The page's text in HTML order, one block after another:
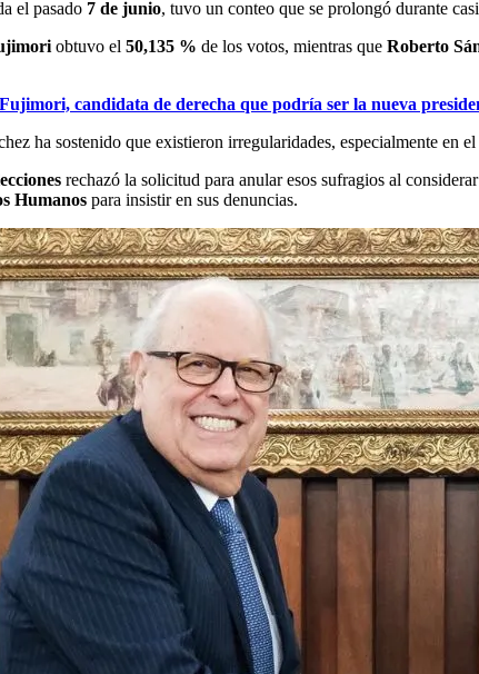
el pasado 7 de junio, tuvo un conteo que se prolongó durante
obtuvo el 50,135 % de los votos, mientras que Roberto
candidata de derecha que podría ser la nueva
ha sostenido que existieron irregularidades, especialmente en
rechazó la solicitud para anular esos sufragios al
Humanos para insistir en sus denuncias.